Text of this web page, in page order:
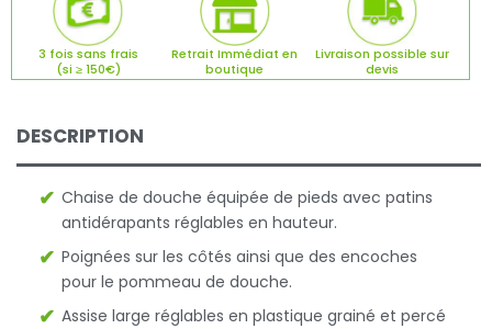
3 fois sans frais
(si ≥ 150€)
Retrait Immédiat en
boutique
Livraison possible sur
devis
DESCRIPTION
Chaise de douche équipée de pieds avec patins
antidérapants réglables en hauteur.
Poignées sur les côtés ainsi que des encoches
pour le pommeau de douche.
Assise large réglables en plastique grainé et percé